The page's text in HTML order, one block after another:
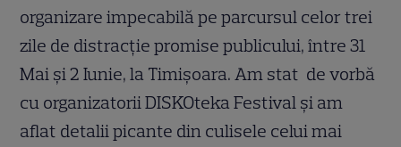
organizare impecabilă pe parcursul celor trei
zile de distracție promise publicului, între 31
Mai și 2 Iunie, la Timișoara. Am stat de vorbă
cu organizatorii DISKOteka Festival și am
aflat detalii picante din culisele celui mai